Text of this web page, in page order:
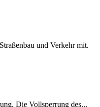
und Verkehr mit.
Die Vollsperrung des...